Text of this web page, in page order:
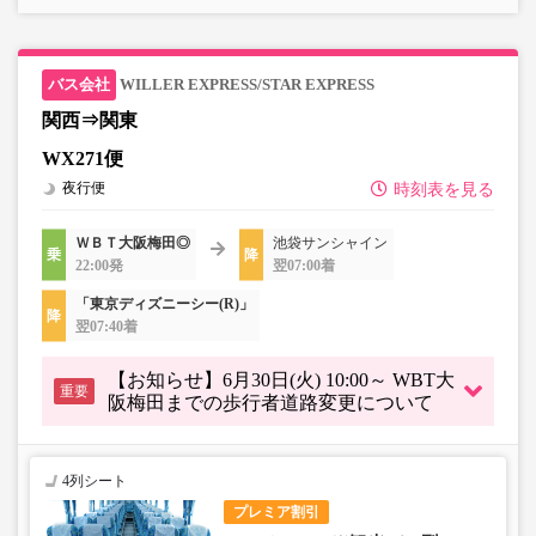
WILLER EXPRESS/STAR EXPRESS
関西⇒関東
WX271便
時刻表を見る
夜行便
ＷＢＴ大阪梅田◎
22:00発
池袋サンシャイン
翌07:00着
「東京ディズニーシー(R)」
翌07:40着
重要
【お知らせ】6月30日(火) 10:00～ WBT大
阪梅田までの歩行者道路変更について
プレミア割引
4列シート